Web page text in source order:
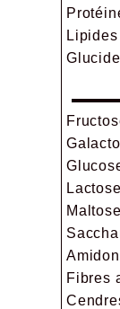
Lipides
Lactose
Maltose
Amidon
Fibres